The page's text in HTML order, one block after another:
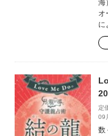
海
オ
に
定
09
数